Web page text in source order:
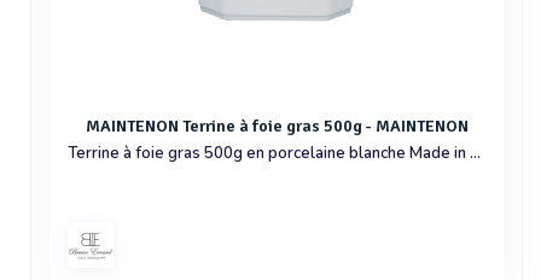
MAINTENON Terrine à foie gras 500g - MAINTENON
Terrine à foie gras 500g en porcelaine blanche Made in France, 15.5x11x7cm